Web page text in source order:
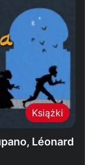
Książki
Léonard